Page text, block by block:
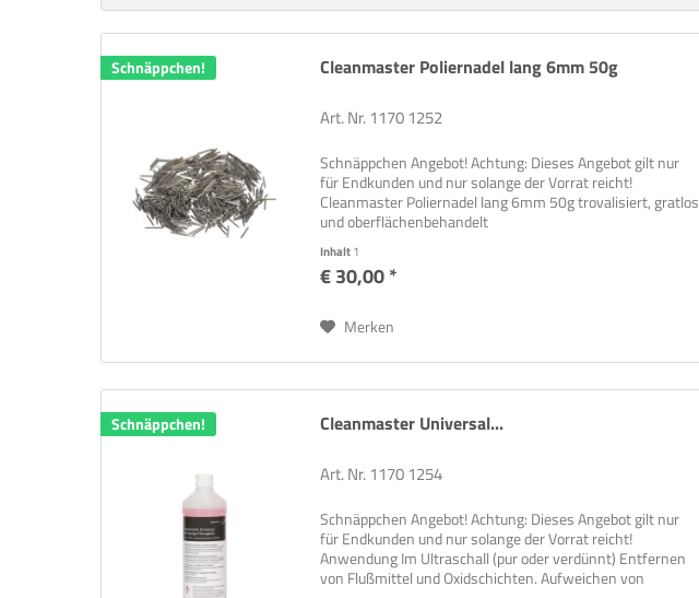
Schnäppchen! Cleanmaster Poliernadel lang 6mm 50g
Art. Nr. 1170 1252
Schnäppchen Angebot! Achtung: Dieses Angebot gilt nur
für Endkunden und nur solange der Vorrat reicht!
Cleanmaster Poliernadel lang 6mm 50g trovalisiert, gratlos
und oberflächenbehandelt
Inhalt1
€ 30,00 *
Merken
Schnäppchen! Cleanmaster Universal...
Art. Nr. 1170 1254
Schnäppchen Angebot! Achtung: Dieses Angebot gilt nur
für Endkunden und nur solange der Vorrat reicht!
Anwendung Im Ultraschall (pur oder verdünnt) Entfernen
von Flußmittel und Oxidschichten. Aufweichen von